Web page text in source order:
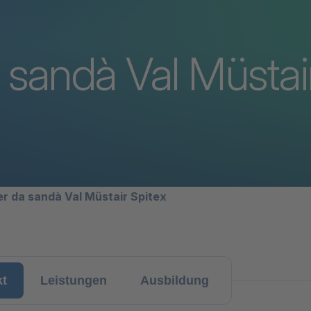
Val
da sandà Val Müstair Spitex
Leistungen Ausbildung